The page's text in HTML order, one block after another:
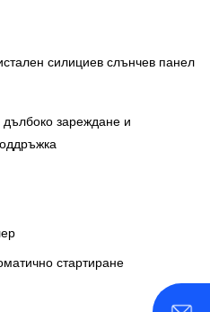
силициев слънчев панел
зареждане и
стартиране